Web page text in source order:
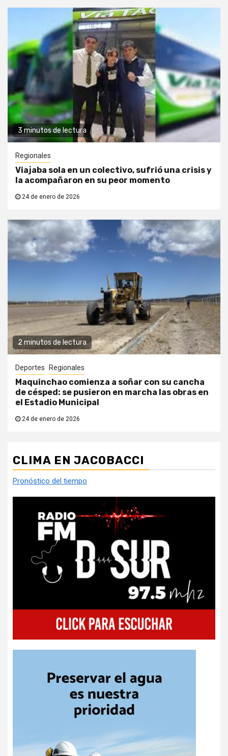
3 minutos de lectura
Regionales
Viajaba sola en un colectivo, sufrió una crisis y
la acompañaron en su peor momento
24 de enero de 2026
2 minutos de lectura
Deportes Regionales
Maquinchao comienza a soñar con su cancha
de césped: se pusieron en marcha las obras en
el Estadio Municipal
24 de enero de 2026
CLIMA EN JACOBACCI
Pronóstico del tiempo